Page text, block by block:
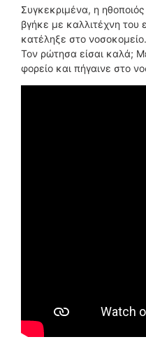
Συγκεκριμένα, η
βγήκε με καλλιτέχνη του
κατέληξε στο
Τον ρώτησα είσαι καλά;
φορείο και πήγαινε στο